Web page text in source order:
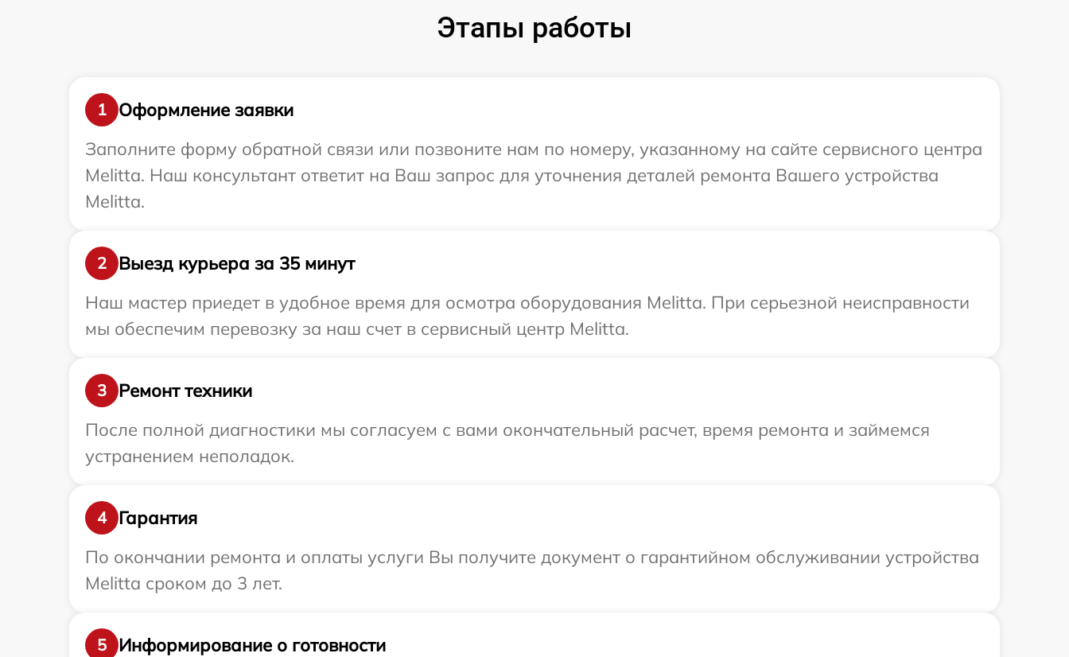
Этапы работы
1
Оформление заявки
Заполните форму обратной связи или позвоните нам по номеру, указанному на сайте сервисного центра
Melitta. Наш консультант ответит на Ваш запрос для уточнения деталей ремонта Вашего устройства
Melitta.
2
Выезд курьера за 35 минут
Наш мастер приедет в удобное время для осмотра оборудования Melitta. При серьезной неисправности
мы обеспечим перевозку за наш счет в сервисный центр Melitta.
3
Ремонт техники
После полной диагностики мы согласуем с вами окончательный расчет, время ремонта и займемся
устранением неполадок.
4
Гарантия
По окончании ремонта и оплаты услуги Вы получите документ о гарантийном обслуживании устройства
Melitta сроком до 3 лет.
5
Информирование о готовности